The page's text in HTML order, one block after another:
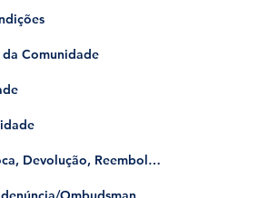
da Comunidade
Política Entrega, Troca, Devolução, Reembolso